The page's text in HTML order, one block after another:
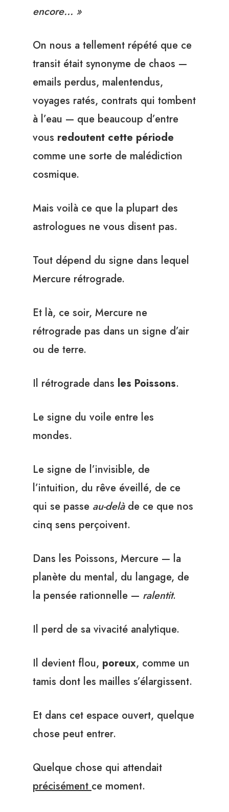
encore… »
On nous a tellement répété que ce
transit était synonyme de chaos —
emails perdus, malentendus,
voyages ratés, contrats qui tombent
à l’eau — que beaucoup d’entre
vous redoutent cette période
comme une sorte de malédiction
cosmique.
Mais voilà ce que la plupart des
astrologues ne vous disent pas.
Tout dépend du signe dans lequel
Mercure rétrograde.
Et là, ce soir, Mercure ne
rétrograde pas dans un signe d’air
ou de terre.
Il rétrograde dans les Poissons.
Le signe du voile entre les
mondes.
Le signe de l’invisible, de
l’intuition, du rêve éveillé, de ce
qui se passe au-delàde ce que nos
cinq sens perçoivent.
Dans les Poissons, Mercure — la
planète du mental, du langage, de
la pensée rationnelle — ralentit.
Il perd de sa vivacité analytique.
Il devient flou, poreux, comme un
tamis dont les mailles s’élargissent.
Et dans cet espace ouvert, quelque
chose peut entrer.
Quelque chose qui attendait
précisémentce moment.